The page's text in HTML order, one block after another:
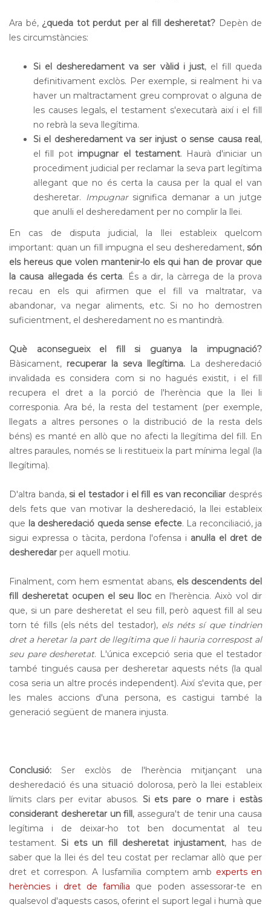
Ara bé, ¿queda tot perdut per al fill desheretat? Depèn de
les circumstàncies:
Si el desheredament va ser vàlid i just, el fill queda
definitivament exclòs. Per exemple, si realment hi va
haver un maltractament greu comprovat o alguna de
les causes legals, el testament s'executarà així i el fill
no rebrà la seva llegítima.
Si el desheredament va ser injust o sense causa real,
el fill pot impugnar el testament. Haurà d'iniciar un
procediment judicial per reclamar la seva part legítima
al·legant que no és certa la causa per la qual el van
desheretar.
Impugnarsignifica demanar a un jutge
que anul·li el desheredament per no complir la llei.
En cas de disputa judicial, la llei estableix quelcom
important: quan un fill impugna el seu desheredament, són
els hereus que volen mantenir-lo els qui han de provar que
la causa al·legada és certa. És a dir, la càrrega de la prova
recau en els qui afirmen que el fill va maltratar, va
abandonar, va negar aliments, etc. Si no ho demostren
suficientment, el desheredament no es mantindrà.
Què aconsegueix el fill si guanya la impugnació?
Bàsicament, recuperar la seva llegítima. La desheredació
invalidada es considera com si no hagués existit, i el fill
recupera el dret a la porció de l'herència que la llei li
corresponia. Ara bé, la resta del testament (per exemple,
llegats a altres persones o la distribució de la resta dels
béns) es manté en allò que no afecti la llegítima del fill. En
altres paraules, només se li restitueix la part mínima legal (la
llegítima).
D'altra banda,si el testador i el fill es van reconciliardesprés
dels fets que van motivar la desheredació, la llei estableix
que la desheredació queda sense efecte. La reconciliació, ja
sigui expressa o tàcita, perdona l'ofensa i anul·la el dret de
desheredarper aquell motiu.
Finalment, com hem esmentat abans, els descendents del
fill desheretat ocupen el seu lloc en l'herència. Això vol dir
que, si un pare desheretat el seu fill, però aquest fill al seu
torn té fills (els néts del testador), els néts sí que tindrien
dret a heretar la part de llegítima que li hauria correspost al
seu pare desheretat. L'única excepció seria que el testador
també tingués causa per desheretar aquests néts (la qual
cosa seria un altre procés independent). Així s'evita que, per
les males accions d'una persona, es castigui també la
generació següent de manera injusta.
Conclusió: Ser exclòs de l'herència mitjançant una
desheredació és una situació dolorosa, però la llei estableix
límits clars per evitar abusos. Si ets pare o mare i estàs
considerant desheretar un fill, assegura't de tenir una causa
legítima i de deixar-ho tot ben documentat al teu
testament.Si ets un fill desheretat injustament, has de
saber que la llei és del teu costat per reclamar allò que per
dret et correspon. A Iusfamilia comptem amb experts en
herències i dret de família que poden assessorar-te en
qualsevol d'aquests casos, oferint el suport legal i humà que